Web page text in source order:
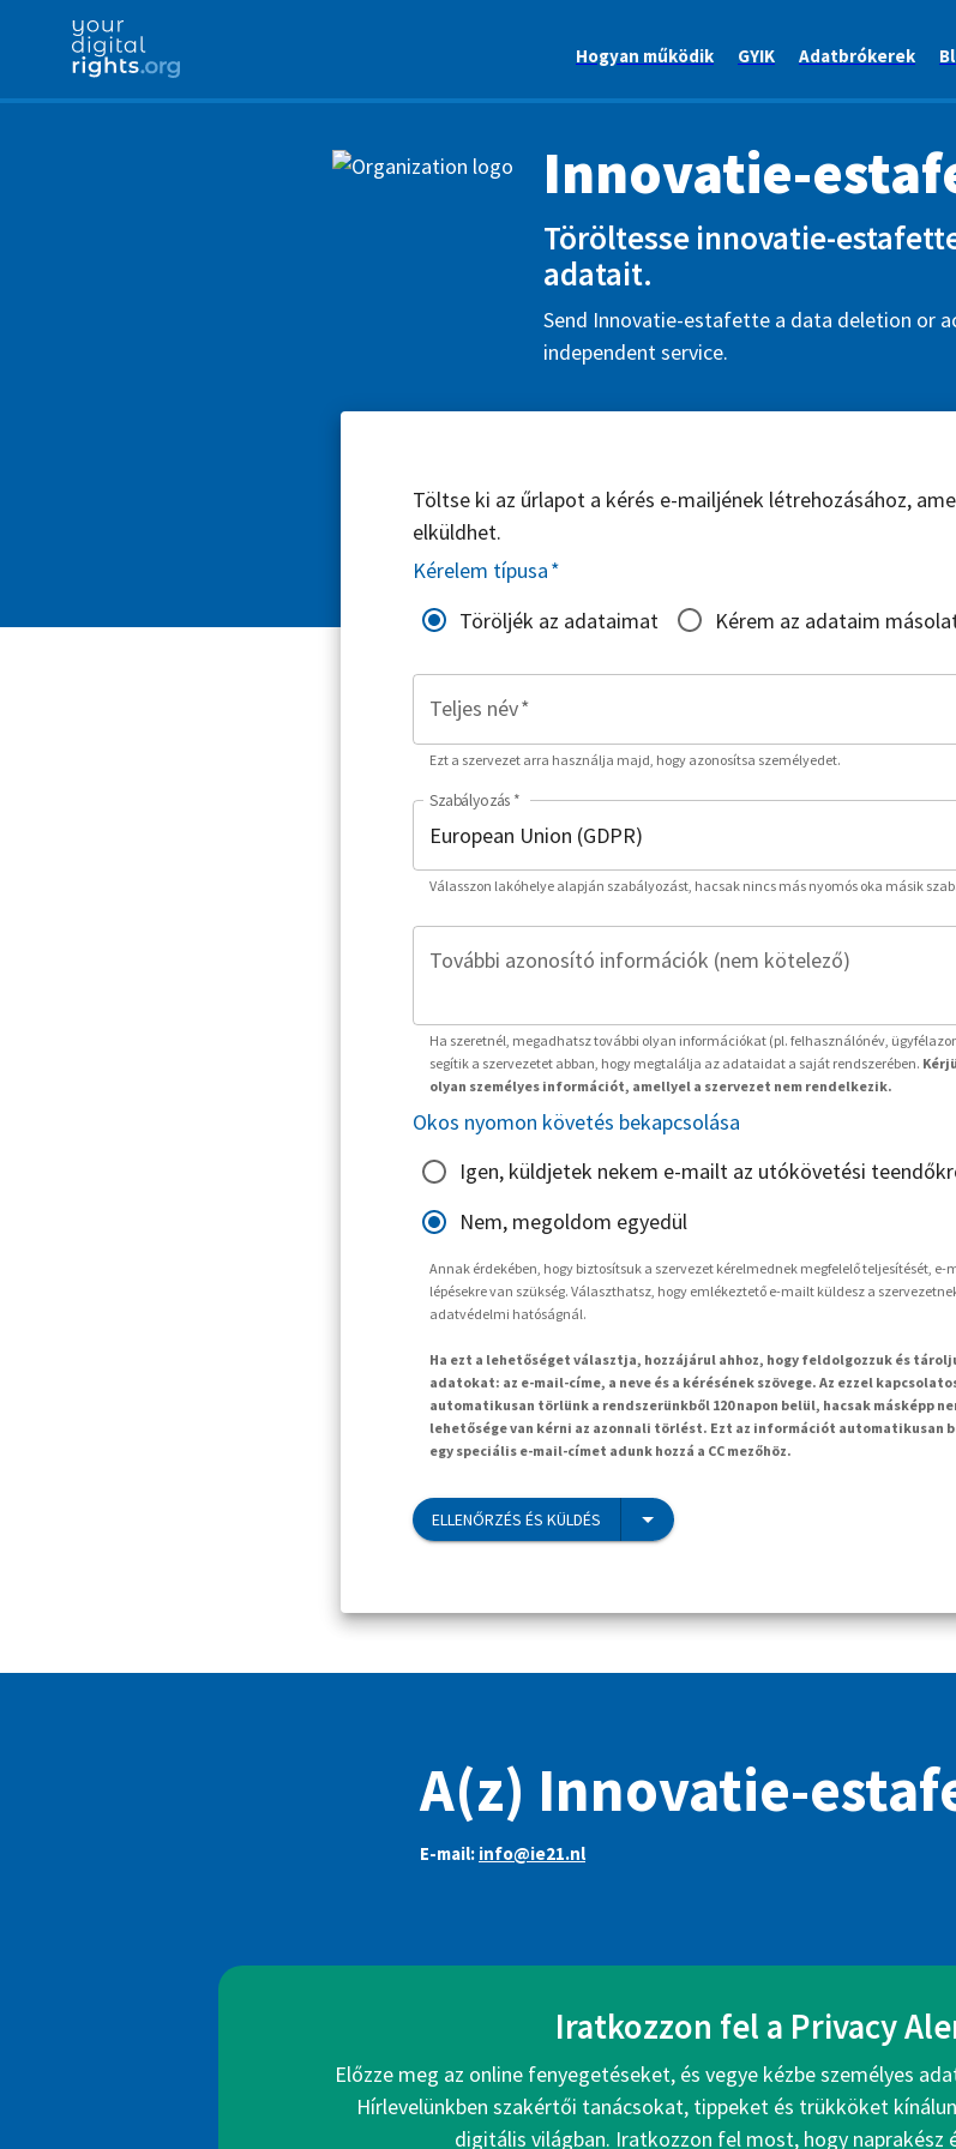
Hogyan működik GYIK Adatbrókerek
Innovatie-
Töröltesse innovatie-
adatait.
Send Innovatie-estafette a data deletion or
independent service.
Töltse ki az űrlapot a kérés e-mailjének létrehozásához,
elküldhet.
Kérelem típusa*
Töröljék az adataimat
Kérem az adataim
Teljes név*
Ezt a szervezet arra használja majd, hogy azonosítsa személyedet.
Szabályozás *
Válasszon lakóhelye alapján szabályozást, hacsak nincs más nyomós oka másik
További azonosító információk (nem kötelező)
Ha szeretnél, megadhatsz további olyan információkat (pl. felhasználónév,
segítik a szervezetet abban, hogy megtalálja az adataidat a saját rendszerében.
olyan személyes információt, amellyel a szervezet nem rendelkezik.
Okos nyomon követés bekapcsolása
Igen, küldjetek nekem e-mailt az utókövetési
Nem, megoldom egyedül
Annak érdekében, hogy biztosítsuk a szervezet kérelmednek megfelelő teljesítését,
lépésekre van szükség. Választhatsz, hogy emlékeztető e-mailt küldesz a
adatvédelmi hatóságnál.
Ha ezt a lehetőséget választja, hozzájárul ahhoz, hogy feldolgozzuk és
adatokat: az e-mail-címe, a neve és a kérésének szövege. Az ezzel
automatikusan törlünk a rendszerünkből 120 napon belül, hacsak másképp
lehetősége van kérni az azonnali törlést. Ezt az információt automatikusan
egy speciális e-mail-címet adunk hozzá a CC mezőhöz.
ELLENŐRZÉS ÉS KÜLDÉS
A(z) Innovatie-
E-mail: info@ie21.nl
Iratkozzon fel a Privacy
Előzze meg az online fenyegetéseket, és vegye kézbe személyes
Hírlevelünkben szakértői tanácsokat, tippeket és trükköket
digitális világban. Iratkozzon fel most, hogy naprakész